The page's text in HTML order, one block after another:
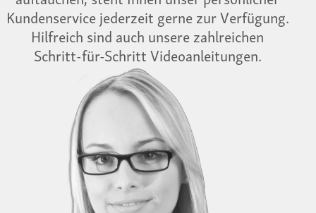
Kundenservice jederzeit gerne zur Verfügung.
Hilfreich sind auch unsere zahlreichen
Schritt-für-Schritt Videoanleitungen.